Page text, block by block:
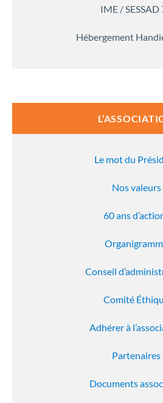
IME / SESSAD
Hébergement
Le mot du
Nos valeurs
60 ans
Conseil
Comité
Adhérer à
Partenaires
Documents